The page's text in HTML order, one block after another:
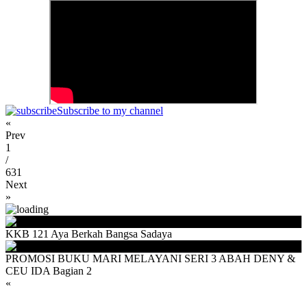
Subscribe to my channel
«
Prev
1
/
631
Next
»
KKB 121 Aya Berkah Bangsa Sadaya
PROMOSI BUKU MARI MELAYANI SERI 3 ABAH DENY &
CEU IDA Bagian 2
«